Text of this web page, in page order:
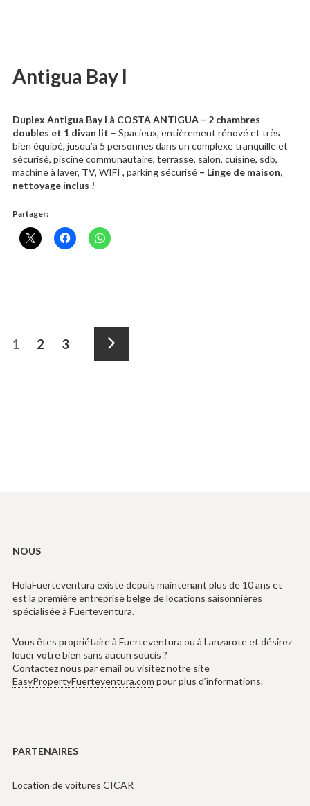
Antigua Bay I
Duplex Antigua Bay I à COSTA ANTIGUA – 2 chambres
doubles et 1 divan lit – Spacieux, entièrement rénové et très
bien équipé, jusqu’à 5 personnes dans un complexe tranquille et
sécurisé, piscine communautaire, terrasse, salon, cuisine, sdb,
machine à laver, TV, WIFI , parking sécurisé– Linge de maison,
nettoyage inclus !
Partager:
Pagination
Page
1 Page
2 Page
3
NOUS
HolaFuerteventura existe depuis maintenant plus de 10 ans et
est la première entreprise belge de locations saisonnières
spécialisée à Fuerteventura.
Vous êtes propriétaire à Fuerteventura ou à Lanzarote et désirez
louer votre bien sans aucun soucis ?
Contactez nous par email ou visitez notre site
EasyPropertyFuerteventura.com pour plus d’informations.
PARTENAIRES
Location de voitures CICAR